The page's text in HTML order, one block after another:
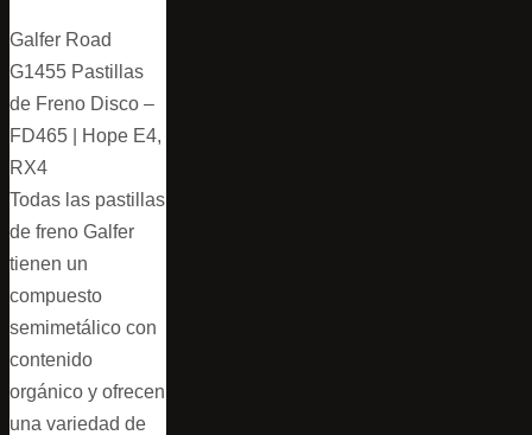
Galfer Road
G1455 Pastillas
de Freno Disco –
FD465 | Hope E4,
RX4
Todas las pastillas
de freno Galfer
tienen un
compuesto
semimetálico con
contenido
orgánico y ofrecen
una variedad de